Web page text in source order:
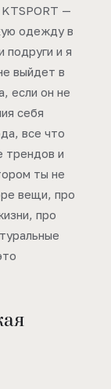
—
одежду в
подруги и я
выйдет в
если он не
себя
все что
трендов и
ты не
вещи, про
про